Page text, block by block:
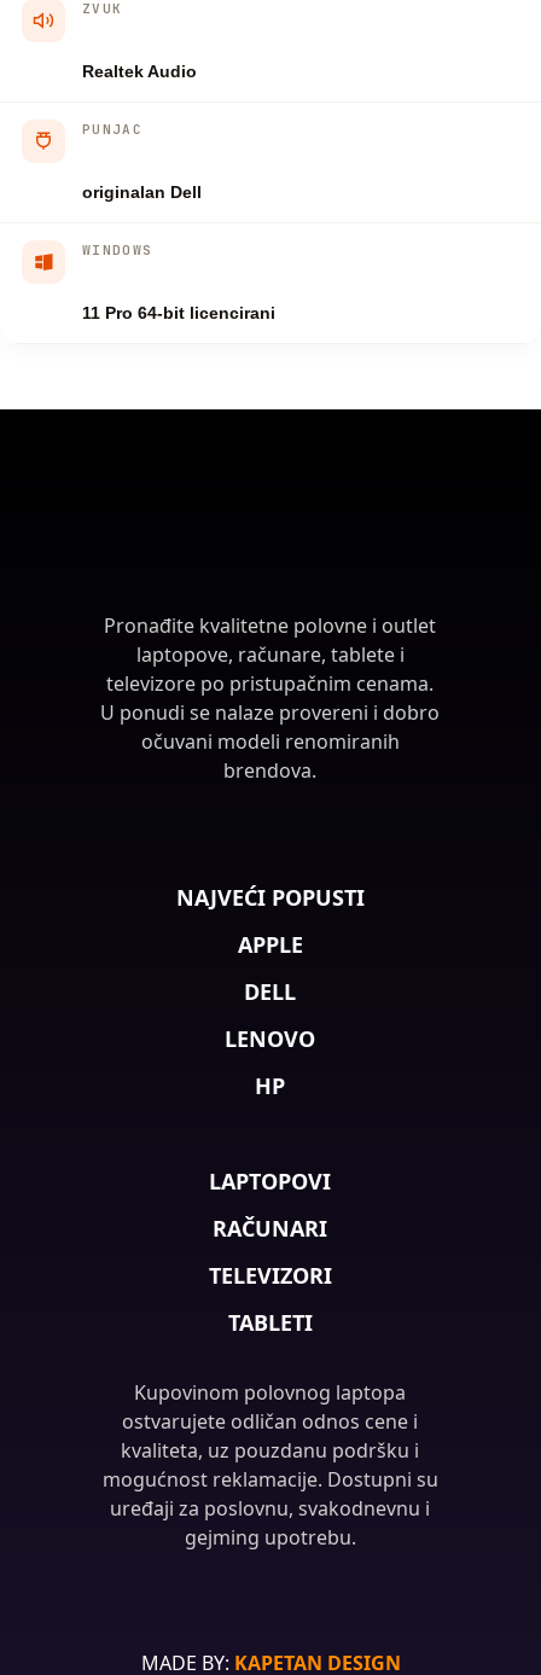
ZVUK
Realtek Audio
PUNJAC
originalan Dell
WINDOWS
11 Pro 64-bit licencirani
Pronađite kvalitetne polovne i outlet
laptopove, računare, tablete i
televizore po pristupačnim cenama.
U ponudi se nalaze provereni i dobro
očuvani modeli renomiranih
brendova.
NAJVEĆI POPUSTI
APPLE
DELL
LENOVO
HP
LAPTOPOVI
RAČUNARI
TELEVIZORI
TABLETI
Kupovinom polovnog laptopa
ostvarujete odličan odnos cene i
kvaliteta, uz pouzdanu podršku i
mogućnost reklamacije. Dostupni su
uređaji za poslovnu, svakodnevnu i
gejming upotrebu.
MADE BY: KAPETAN DESIGN